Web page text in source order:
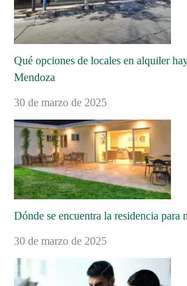
Qué opciones de locales en alquiler
Mendoza
30 de marzo de 2025
Dónde se encuentra la residencia para
30 de marzo de 2025